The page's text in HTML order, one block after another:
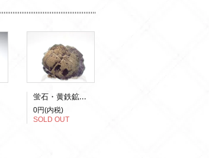
蛍石・黄鉄鉱（蛍光）
0円(内税)
SOLD OUT